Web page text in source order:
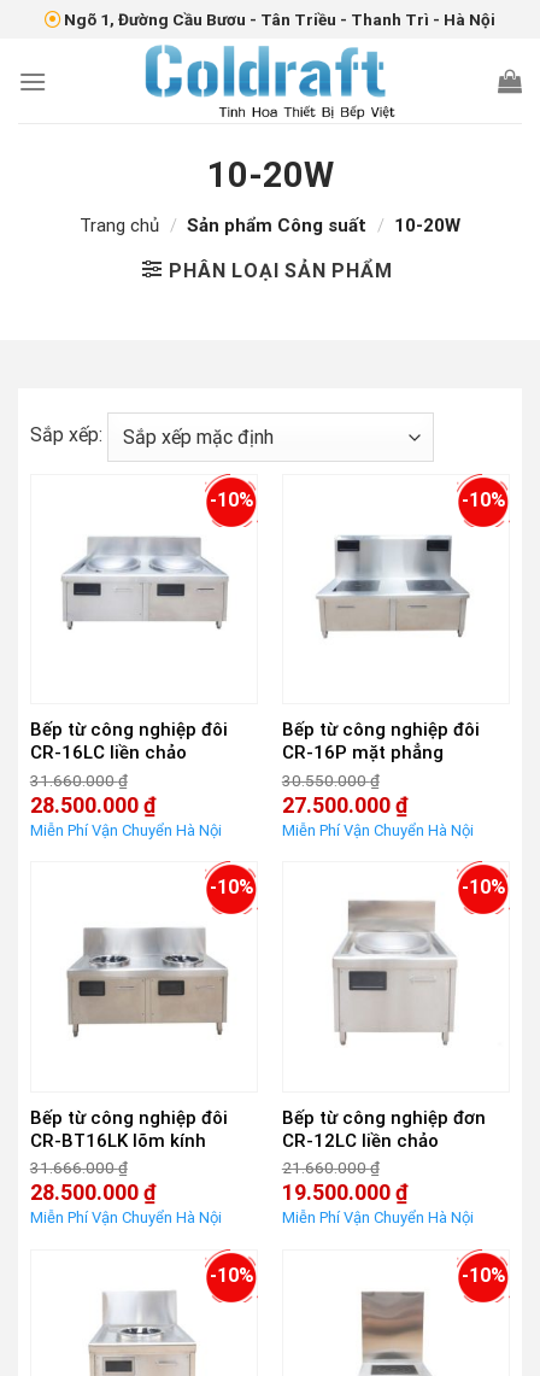
content
Ngõ 1, Đường Cầu Bươu - Tân Triều - Thanh Trì - Hà Nội
10-20W
Trang chủ / Sản phẩm Công suất / 10-20W
PHÂN LOẠI SẢN PHẨM
Sắp xếp:
-10%
Bếp từ công nghiệp đôi
CR-16LC liền chảo
31.660.000₫
Giá
gốc
là:
28.500.000₫
Giá
-10%
Bếp từ công nghiệp đôi
CR-16P mặt phẳng
30.550.000₫
Giá
gốc
là:
27.500.000₫
Giá
-10%
Bếp từ công nghiệp đôi
CR-BT16LK lõm kính
31.666.000₫
Giá
gốc
là:
28.500.000₫
Giá
-10%
Bếp từ công nghiệp đơn
CR-12LC liền chảo
21.660.000₫
Giá
gốc
là:
19.500.000₫
Giá
-10% -10%